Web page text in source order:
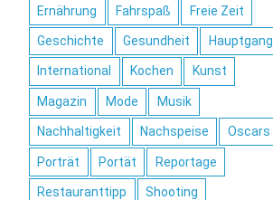
Ernährung Fahrspaß Freie Zeit
Geschichte Gesundheit Hauptgang
International Kochen Kunst
Magazin Mode Musik
Nachhaltigkeit Nachspeise Oscars
Porträt Portät Reportage
Restauranttipp Shooting